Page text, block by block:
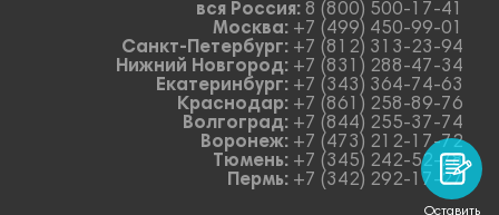
вся Россия: 8 (800) 500-17-41
Москва: +7 (499) 450-99-01
Санкт-Петербург: +7 (812) 313-23-94
Нижний Новгород: +7 (831) 288-47-34
Екатеринбург: +7 (343) 364-74-63
Краснодар: +7 (861) 258-89-76
Волгоград: +7 (844) 255-37-74
Воронеж: +7 (473) 212-17-72
Тюмень: +7 (345) 242-52-78
Пермь: +7 (342) 292-17-27
Оставить